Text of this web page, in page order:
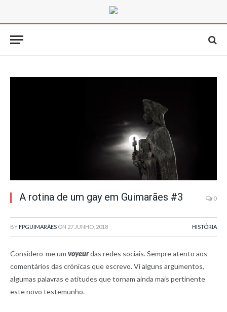
A rotina de um gay em Guimarães #3 0
BY FPGUIMARÃES ON 27 JUNHO, 2018 HISTÓRIA
Considero-me um voyeurdas redes sociais. Sempre atento aos
comentários das crónicas que escrevo. Vi alguns argumentos,
algumas palavras e atitudes que tornam ainda mais pertinente
este novo testemunho.